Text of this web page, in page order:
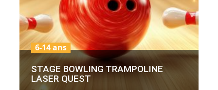
STAGE BOWLING TRAMPOLINE
LASER QUEST
6-14 ans